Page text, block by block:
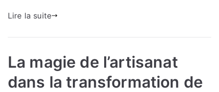
Lire la suite
La magie de l’artisanat
dans la transformation de